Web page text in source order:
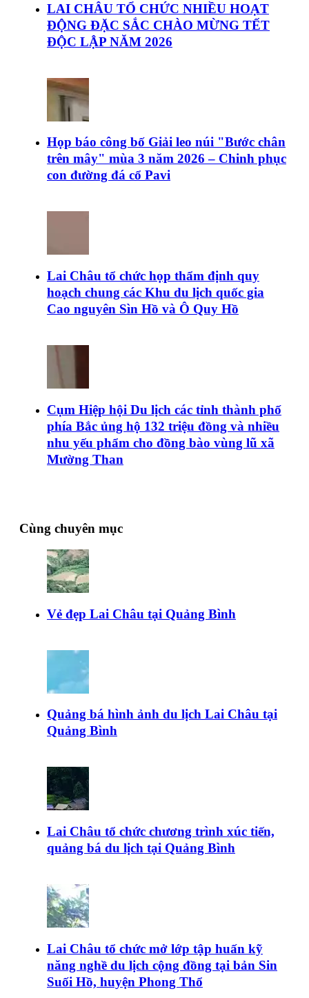
LAI CHÂU TỔ CHỨC NHIỀU HOẠT
ĐỘNG ĐẶC SẮC CHÀO MỪNG TẾT
ĐỘC LẬP NĂM 2026
Họp báo công bố Giải leo núi "Bước chân
trên mây" mùa 3 năm 2026 – Chinh phục
con đường đá cổ Pavi
Lai Châu tổ chức họp thẩm định quy
hoạch chung các Khu du lịch quốc gia
Cao nguyên Sìn Hồ và Ô Quy Hồ
Cụm Hiệp hội Du lịch các tỉnh thành phố
phía Bắc ủng hộ 132 triệu đồng và nhiều
nhu yếu phẩm cho đồng bào vùng lũ xã
Mường Than
Cùng chuyên mục
Vẻ đẹp Lai Châu tại Quảng Bình
Quảng bá hình ảnh du lịch Lai Châu tại
Quảng Bình
Lai Châu tổ chức chương trình xúc tiến,
quảng bá du lịch tại Quảng Bình
Lai Châu tổ chức mở lớp tập huấn kỹ
năng nghề du lịch cộng đồng tại bản Sin
Suối Hồ, huyện Phong Thổ